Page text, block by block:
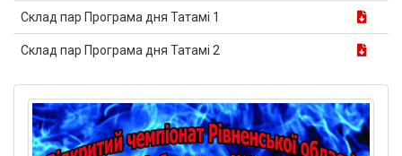
Склад пар Програма дня Татамі 1
Склад пар Програма дня Татамі 2